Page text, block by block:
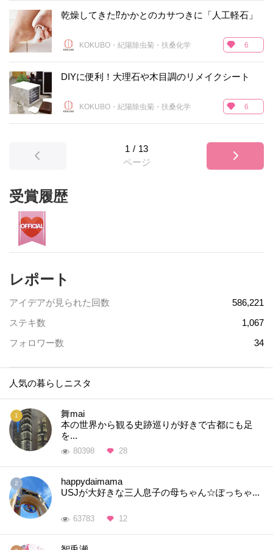
乾燥してきた⁉かかとのカサつきに「人工軽石」
KOKUBO・紀陽除虫菊・扶桑化学 6
DIYに便利！大理石や木目調のリメイクシート
KOKUBO・紀陽除虫菊・扶桑化学 6
1 / 13
ページ
受賞履歴
レポート
アイデアが見られた回数
586,221
ステキ数
1,067
フォロワー数
34
人気の暮らしニスタ
舞mai
本の世界から観る史跡巡りが好きで古都にも足
を...
80398 28
happydaimama
USJが大好きな三人息子の母ちゃん☆ぽっちゃ...
63783 12